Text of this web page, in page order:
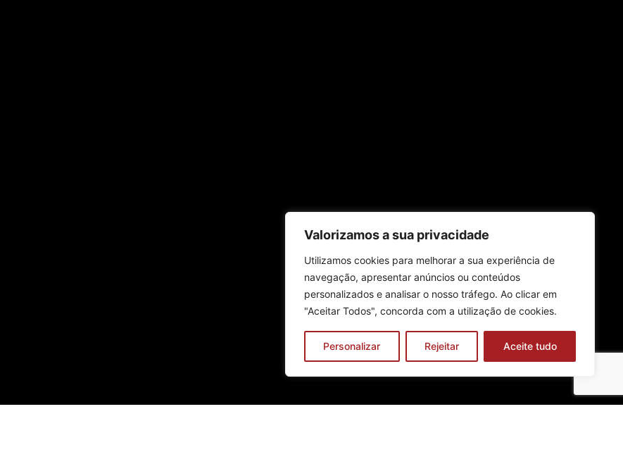
Valorizamos a sua privacidade
Utilizamos cookies para melhorar a sua experiência de
navegação, apresentar anúncios ou conteúdos
personalizados e analisar o nosso tráfego. Ao clicar em
"Aceitar Todos", concorda com a utilização de cookies.
Personalizar Rejeitar Aceite tudo